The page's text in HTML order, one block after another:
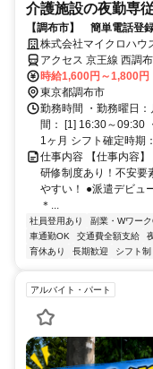
介護施設の夜勤専
【調布市】 簡単電話
以上株式会社マイクロハウ
アクセス 京王線 西調
時給1,600円～1,800円
東京都調布市
勤務時間 ・勤務曜日
間： [1] 16:30～09:30
1ヶ月 シフト確定時期
仕事内容 【仕事内容
研修制度あり！不安要
やすい！ ●派遣デビュ
＊...
社員登用あり 副業・Wワー
車通勤OK
交通費全額支給
育休あり
長期歓迎 シフト制
アルバイト・パート